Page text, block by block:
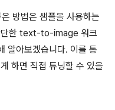
방법은 샘플을 사용하는
단한 text-to-image 워크
알아보겠습니다. 이를 통
하면 직접 튜닝할 수 있을